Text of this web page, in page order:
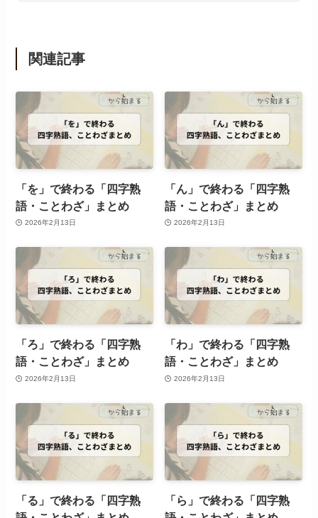
関連記事
「を」で終わる「四字熟
語・ことわざ」まとめ
2026年2月13日
「ん」で終わる「四字熟
語・ことわざ」まとめ
2026年2月13日
「ろ」で終わる「四字熟
語・ことわざ」まとめ
2026年2月13日
「わ」で終わる「四字熟
語・ことわざ」まとめ
2026年2月13日
「る」で終わる「四字熟
「ら」で終わる「四字熟